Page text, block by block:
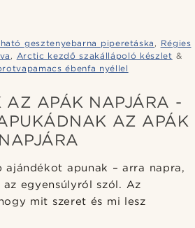
gesztenyebarna piperetáska , Régies
, Arctic kezdő szakállápoló készlet &
ébenfa nyéllel
AZ APÁK NAPJÁRA -
AZ APÁK
NAPJÁRA
ajándékot apunak – arra napra,
egyensúlyról szól. Az
mit szeret és mi lesz